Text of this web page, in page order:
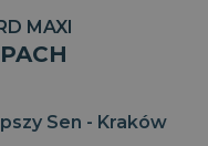
MAXI
Sen - Kraków
z
takich jak
Bez
1